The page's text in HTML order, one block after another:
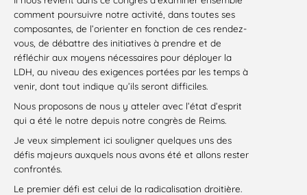
comment poursuivre notre activité, dans toutes ses
composantes, de l’orienter en fonction de ces rendez-
vous, de débattre des initiatives à prendre et de
réfléchir aux moyens nécessaires pour déployer la
LDH, au niveau des exigences portées par les temps à
venir, dont tout indique qu’ils seront difficiles.
Nous proposons de nous y atteler avec l’état d’esprit
qui a été le notre depuis notre congrès de Reims.
Je veux simplement ici souligner quelques uns des
défis majeurs auxquels nous avons été et allons rester
confrontés.
Le premier défi est celui de la radicalisation droitière.